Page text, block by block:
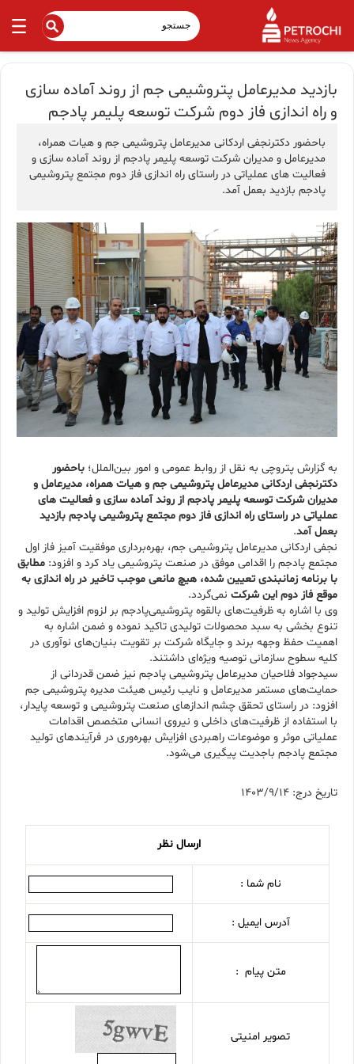
بازدید مدیرعامل پتروشیمی جم از روند آماده سازی
و راه اندازی فاز دوم شرکت توسعه پلیمر پادجم
باحضور دکترنجفی اردکانی مدیرعامل پتروشیمی جم و هیات همراه،
مدیرعامل و مدیران شرکت توسعه پلیمر پادجم از روند آماده سازی و
فعالیت های عملیاتی در راستای راه اندازی فاز دوم مجتمع پتروشیمی
پادجم بازدید بعمل آمد.
به گزارش پتروچی به نقل از روابط عمومی و امور بین‌الملل؛ باحضور
دکترنجفی اردکانی مدیرعامل پتروشیمی جم و هیات همراه، مدیرعامل و
مدیران شرکت توسعه پلیمر پادجم از روند آماده سازی و فعالیت های
عملیاتی در راستای راه اندازی فاز دوم مجتمع پتروشیمی پادجم بازدید
بعمل آمد.
نجفی اردکانی مدیرعامل پتروشیمی جم، بهره‌برداری موفقیت آمیز فاز اول
مجتمع پادجم را اقدامی موفق در صنعت پتروشیمی یاد کرد و افزود: مطابق
با برنامه زمانبندی تعیین شده، هیچ مانعی موجب تاخیر در راه اندازی به
موقع فاز دوم این شرکت نمی‌گردد‌.
وی با اشاره به ظرفیت‌های بالقوه پتروشیمی‌پادجم بر لزوم افزایش تولید و
تنوع بخشی به سبد محصولات تولیدی تاکید نموده و ضمن اشاره به
اهمیت حفظ وجهه برند و جایگاه شرکت بر تقویت بنیان‌های نوآوری در
کلیه سطوح سازمانی توصیه ویژه‌ای داشتند.
سیدجواد فلاحیان مدیرعامل پتروشیمی پادجم نیز ضمن قدردانی از
حمایت‌های مستمر مدیرعامل‌ و نایب رئیس هیئت مدیره پتروشیمی جم
افزود: در راستای تحقق چشم اندازهای صنعت پتروشیمی و توسعه پایدار،
با استفاده از ظرفیت‌های داخلی و نیروی انسانی متخصص‌ اقدامات
عملیاتی موثر و موضوعات راهبردی افزایش بهره‌وری در فرآیندهای تولید
مجتمع پادجم باجدیت پیگیری می‌شود.
تاریخ درج: 1403/9/14
ارسال نظر
نام شما :
آدرس ایمیل :
متن پیام :
تصویر امنیتی